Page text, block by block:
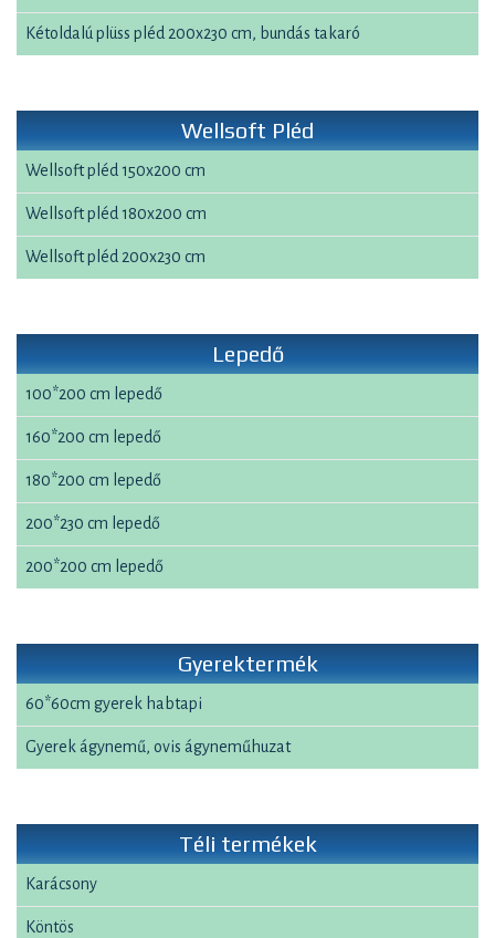
Kétoldalú plüss pléd 200x230 cm, bundás takaró
Wellsoft Pléd
Wellsoft pléd 150x200 cm
Wellsoft pléd 180x200 cm
Wellsoft pléd 200x230 cm
Lepedő
100*200 cm lepedő
160*200 cm lepedő
180*200 cm lepedő
200*230 cm lepedő
200*200 cm lepedő
Gyerektermék
60*60cm gyerek habtapi
Gyerek ágynemű, ovis ágyneműhuzat
Téli termékek
Karácsony
Köntös